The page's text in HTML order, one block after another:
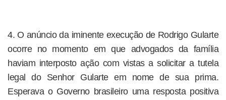
4. O anúncio da iminente execução de Rodrigo Gularte
ocorre no momento em que advogados da família
haviam interposto ação com vistas a solicitar a tutela
legal do Senhor Gularte em nome de sua prima.
Esperava o Governo brasileiro uma resposta positiva